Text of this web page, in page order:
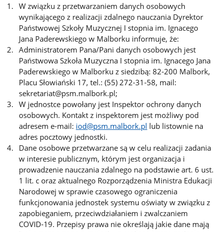
W związku z przetwarzaniem danych osobowych
wynikającego z realizacji zdalnego nauczania Dyrektor
Państwowej Szkoły Muzycznej I stopnia im. Ignacego
Jana Paderewskiego w Malborku informuje, że:
Administratorem Pana/Pani danych osobowych jest
Państwowa Szkoła Muzyczna I stopnia im. Ignacego Jana
Paderewskiego w Malborku z siedzibą: 82-200 Malbork,
Placu Słowiański 17, tel.: (55) 272-31-58, mail:
sekretariat@psm.malbork.pl;
W jednostce powołany jest Inspektor ochrony danych
osobowych. Kontakt z inspektorem jest możliwy pod
adresem e-mail: iod@psm.malbork.pl lub listownie na
adres pocztowy jednostki.
Dane osobowe przetwarzane są w celu realizacji zadania
w interesie publicznym, którym jest organizacja i
prowadzenie nauczania zdalnego na podstawie art. 6 ust.
1 lit. c oraz aktualnego Rozporządzenia Ministra Edukacji
Narodowej w sprawie czasowego ograniczenia
funkcjonowania jednostek systemu oświaty w związku z
zapobieganiem, przeciwdziałaniem i zwalczaniem
COVID-19. Przepisy prawa nie określają jakie dane mają